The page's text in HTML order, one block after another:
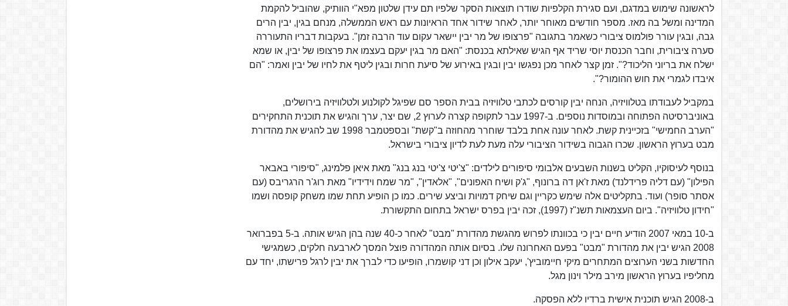
לראשונה שימוש במדגם, ועם סגירת הקלפיות שודרו תוצאות הסקר שלפיו תם עידן שלטון מפא"י הוותיק, שהוביל להקמת
המדינה ומשל בה מאז. מספר חודשים מאוחר יותר, לאחר שידור אחד הראיונות עם ראש הממשלה, מנחם בגין, יבין הרים
גבה, ובגין עורר פולמוס ציבורי כשאמר בתגובה "פרצופו של מר יבין יישאר עקום עוד הרבה זמן". בעקבות דבריו התעוררה
סערה ציבורית, וחבר הכנסת יוסי שריד אף הגיש שאילתא בכנסת: "האם מר בגין יעקם בעצמו את פרצופו של יבין, או שמא
ישלח את בריוני הליכוד?". זמן קצר לאחר מכן נפגשו יבין ובגין באירוע של סיעת חרות ובגין ליטף את לחיו של יבין ואמר: "הם
איבדו לגמרי את חוש ההומור?".
במקביל לעבודתו בטלוויזיה, הנחה יבין קורסים לכתבי טלוויזיה בבית הספר סם שפיגל לקולנוע ולטלוויזיה בירושלים,
באוניברסיטה הפתוחה ובמוסדות נוספים. ב-1997 עבר לתקופה קצרה לערוץ 2, שם יצר, ערך והגיש את תוכנית התחקירים
"הערב החמישי" בזכיינית קשת. לאחר עונה אחת בלבד שוחרר מהחוזה ב"קשת" ובספטמבר 1998 שב להגיש את מהדורת
מבט בערוץ הראשון. שכרו הגבוה בשידור הציבורי עלה מעת לעת לדיון ציבורי בישראל.
בנוסף לעיסוקיו, הקליט בשנות השבעים אלבומי סיפורים לילדים: "צ'יטי צ'יטי בנג בנג" מאת איאן פלמינג, "סיפורי באבאר
הפילון" (עם דליה פרידלנד) מאת ז'אן דה ברונוף, "ג'ק ושיח האפונים", "אלאדין", "מר שמח וידידיו" מאת רוג'ר הרגריבס (עם
אסתר סופר) ועוד. בתקליטים אלה שימש כקריין וגם שיחק דמויות וביצע שירים. כמו כן הופיע תחת שמו משחק קופסה ושמו
"חידון טלוויזיה". ביום העצמאות תשנ"ז (1997), זכה יבין בפרס ישראל בתחום התקשורת.
ב-10 במאי 2007 הודיע חיים יבין כי בכוונתו לפרוש מהגשת מהדורת "מבט" לאחר כ-40 שנה בהן הגיש אותה. ב-5 בפברואר
2008 הגיש יבין את מהדורת "מבט" בפעם האחרונה שלו. בסיום אותה המהדורה פוצל המסך לארבעה חלקים, כשמגישי
החדשות בשני הערוצים המתחרים מיקי חיימוביץ', יעקב אילון וכן דני קושמרו, הופיעו כדי לברך את יבין לרגל פרישתו, יחד עם
מחליפיו בערוץ הראשון מירב מילר וינון מגל.
ב-2008 הגיש תוכנית אישית ברדיו ללא הפסקה.